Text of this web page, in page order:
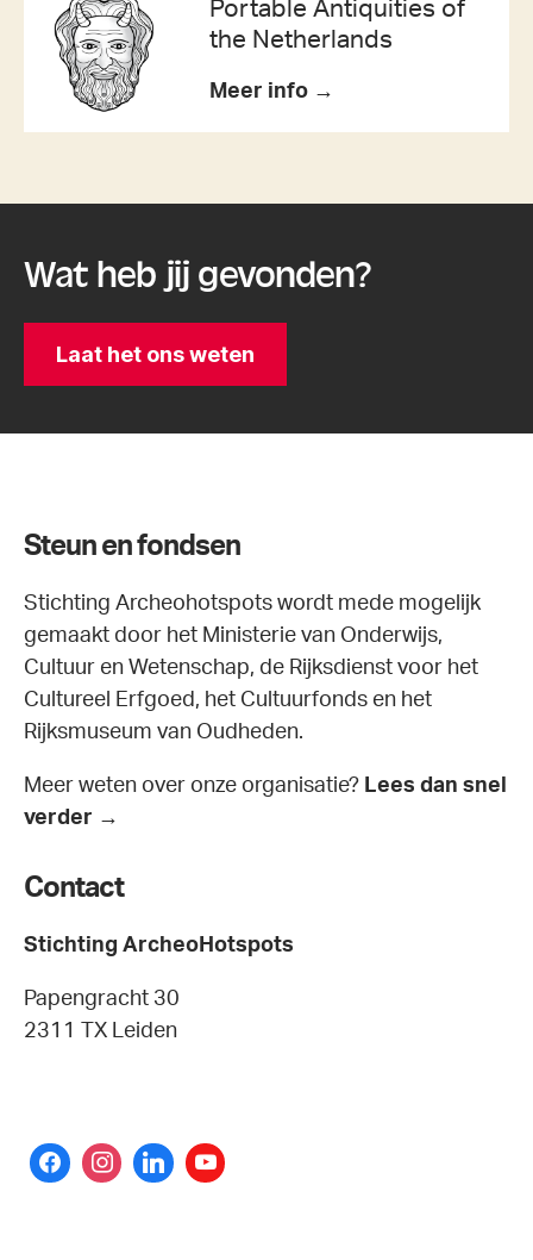
Portable Antiquities of
the Netherlands
Meer info →
Wat heb jij gevonden?
Laat het ons weten
Steun en fondsen
Stichting Archeohotspots wordt mede mogelijk
gemaakt door het Ministerie van Onderwijs,
Cultuur en Wetenschap, de Rijksdienst voor het
Cultureel Erfgoed, het Cultuurfonds en het
Rijksmuseum van Oudheden.
Meer weten over onze organisatie? Lees dan snel
verder →
Contact
Stichting ArcheoHotspots
Papengracht 30
2311 TX Leiden